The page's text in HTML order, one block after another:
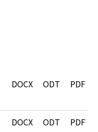
DOCX ODT PDF
DOCX ODT PDF